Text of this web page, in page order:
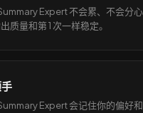
Expert 不会累、不会分
质量和第 1 次一样稳定。
Expert 会记住你的偏好